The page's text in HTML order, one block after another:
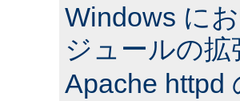
Windows に
ジュールの
Apache httpd